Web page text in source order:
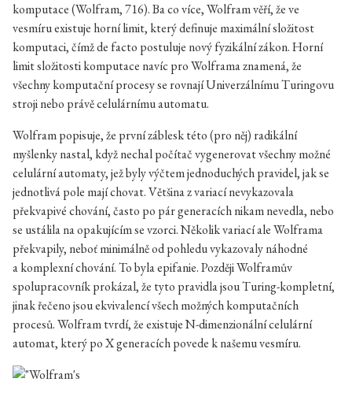
komputace (Wolfram, 716). Ba co více, Wolfram věří, že ve
vesmíru existuje horní limit, který definuje maximální složitost
komputaci, čímž de facto postuluje nový fyzikální zákon. Horní
limit složitosti komputace navíc pro Wolframa znamená, že
všechny komputační procesy se rovnají Univerzálnímu Turingovu
stroji nebo právě celulárnímu automatu.
Wolfram popisuje, že první záblesk této (pro něj) radikální
myšlenky nastal, když nechal počítač vygenerovat všechny možné
celulární automaty, jež byly výčtem jednoduchých pravidel, jak se
jednotlivá pole mají chovat. Většina z variací nevykazovala
překvapivé chování, často po pár generacích nikam nevedla, nebo
se ustálila na opakujícím se vzorci. Několik variací ale Wolframa
překvapily, neboť minimálně od pohledu vykazovaly náhodné
a komplexní chování. To byla epifanie. Později Wolframův
spolupracovník prokázal, že tyto pravidla jsou Turing-kompletní,
jinak řečeno jsou ekvivalencí všech možných komputačních
procesů. Wolfram tvrdí, že existuje N-dimenzionální celulární
automat, který po X generacích povede k našemu vesmíru.